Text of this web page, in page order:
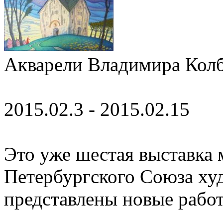
Акварели Владимира
2015.02.3 - 2015.02.15
Это уже шестая выставка
Петербургского Союза
представлены новые